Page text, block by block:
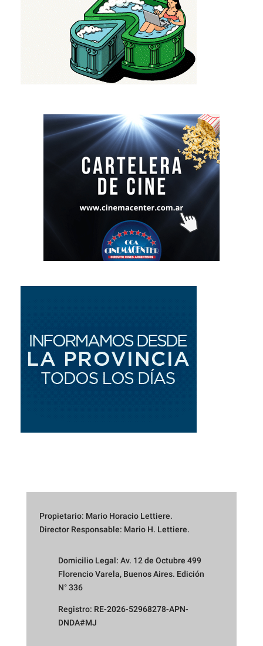
Propietario: Mario Horacio Lettiere.
Director Responsable: Mario H. Lettiere.
Domicilio Legal: Av. 12 de Octubre 499
Florencio Varela, Buenos Aires. Edición
N° 336
Registro: RE-2026-52968278-APN-
DNDA#MJ